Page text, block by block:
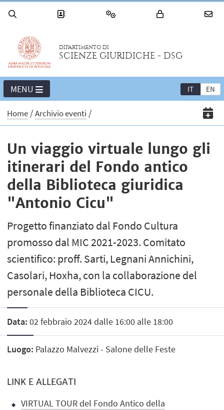
DIPARTIMENTO DI
SCIENZE GIURIDICHE - DSG
IT EN
MENU
Home Archivio eventi
Un viaggio virtuale lungo gli
itinerari del Fondo antico
della Biblioteca giuridica
"Antonio Cicu"
Progetto finanziato dal Fondo Cultura
promosso dal MIC 2021-2023. Comitato
scientifico: proff. Sarti, Legnani Annichini,
Casolari, Hoxha, con la collaborazione del
personale della Biblioteca CICU.
Data: 02 febbraio 2024 dalle 16:00 alle 18:00
Luogo: Palazzo Malvezzi - Salone delle Feste
LINK E ALLEGATI
VIRTUAL TOUR del Fondo Antico della